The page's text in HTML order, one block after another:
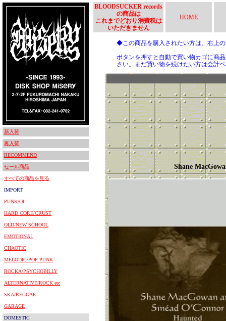
新入荷
再入荷
RECOMMEND
セール商品
すべての商品を見る
IMPORT
PUNK/OI
HARD CORE/CRUST
OLD/NEW SCHOOL
EMOTIONAL
CHAOTIC
MELODIC/POP PUNK
ROCKA/PSYCHOBILLY
ALTERNATIVE/ROCK etc
SKA/REGGAE
GARAGE
DOMESTIC
BLOODSUCKER records
の商品は
これまでどおり消費税は
いただきません
HOME
◆この商品を購入されたい方は、右上
ボタンを押すと自動で買い物カゴに商
さい。まだ買い物を続けたい方は会計
Shane